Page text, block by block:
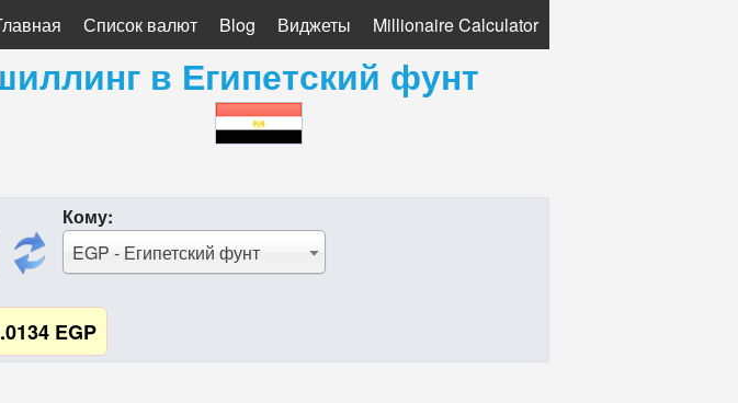
Список валют Blog Виджеты Millionaire Calculator
в Египетский фунт
Кому:
EGP - Египетский фунт
EGP